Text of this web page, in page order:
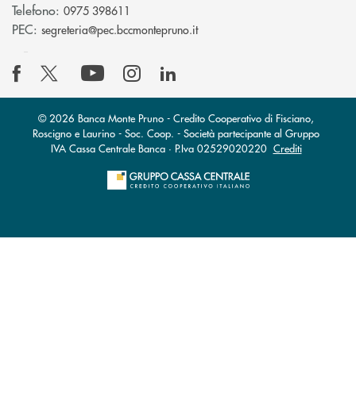
Telefono: 0975 398611
PEC: segreteria@pec.bccmontepruno.it(si apre l’app di posta
© 2026 Banca Monte Pruno - Credito Cooperativo di Fisciano,
Roscigno e Laurino - Soc. Coop. - Società partecipante al Gruppo
IVA Cassa Centrale Banca · P.Iva 02529020220 Crediti